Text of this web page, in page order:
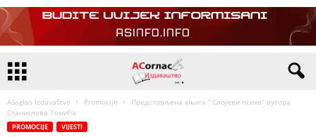
ASoglas Izdavaštvo Promocije
Представљена књига ”’Слојеви психе” аутора
Станислава Томића
PROMOCIJE VIJESTI